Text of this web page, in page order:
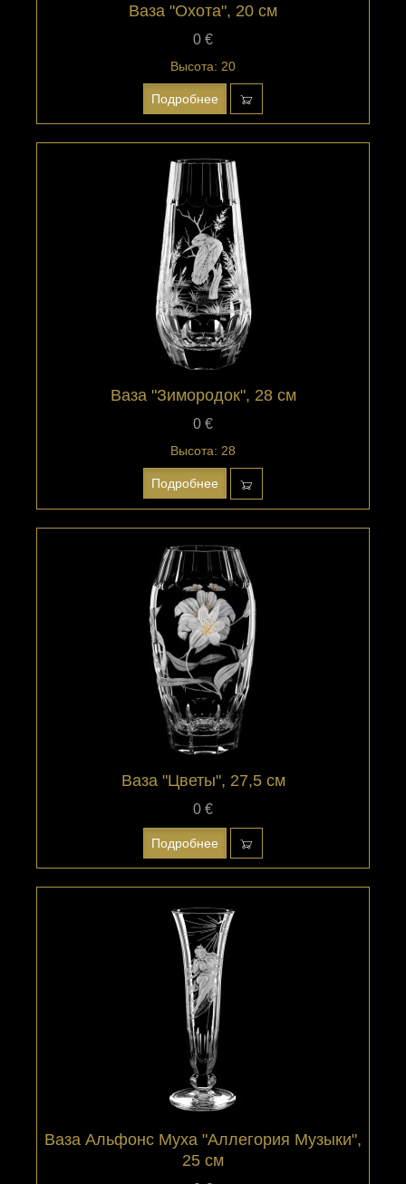
Ваза "Охота", 20 см
0 €
Высота: 20
Подробнее
Ваза "Зимородок", 28 см
0 €
Высота: 28
Подробнее
Ваза "Цветы", 27,5 см
0 €
Подробнее
Ваза Альфонс Муха "Аллегория Музыки",
25 см